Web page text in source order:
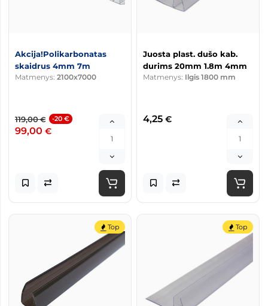
Akcija!Polikarbonatas
skaidrus 4mm 7m
Matmenys: 2100x7000
119,00€ -20 €
99,00 €
Juosta plast. dušo kab.
durims 20mm 1.8m 4mm
Matmenys: Ilgis 1800 mm
4,25 €
Top Top